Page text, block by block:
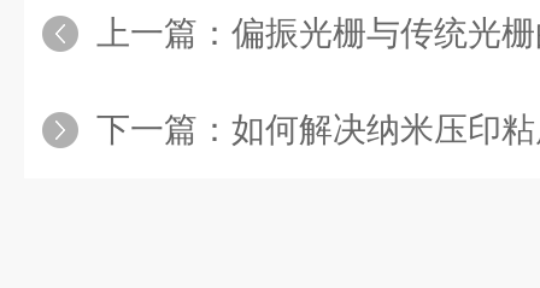
上一篇： 偏振光栅与传统光
下一篇： 如何解决纳米压印